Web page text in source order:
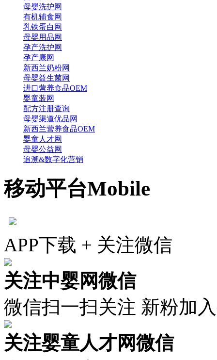
母婴洗护网
有机辅食网
乳铁蛋白网
母婴用品网
孕产洗护网
孕产康网
新西兰奶粉网
母婴益生菌网
进口营养食品OEM
婴童装网
配方注册查询
母婴渠道优品网
新西兰营养食品OEM
婴童人才网
母婴公益网
追溯&数字化营销
移动平台Mobile
APP下载 + 关注微信
关注中婴网微信
微信扫一扫关注 新粉加
关注婴童人才网微信